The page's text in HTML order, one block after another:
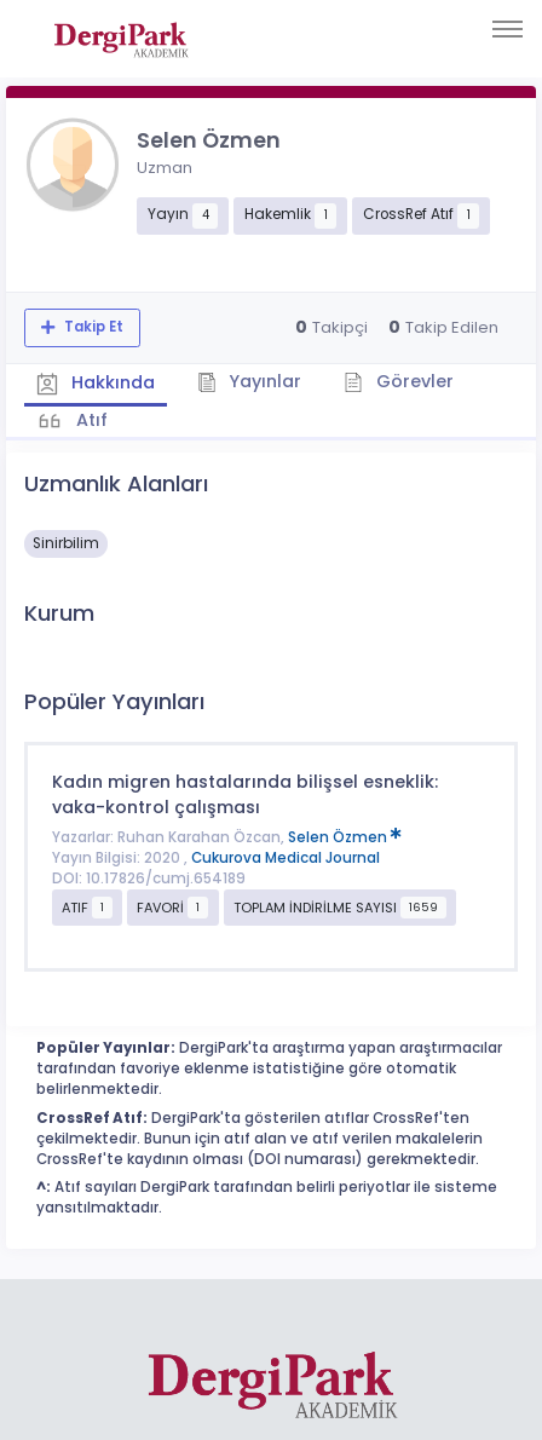
Selen Özmen
Uzman
Yayın 4 Hakemlik 1 CrossRef Atıf 1
Takip Et 0 Takipçi 0 Takip Edilen
Hakkında Yayınlar
Görevler
Atıf
Uzmanlık Alanları
Sinirbilim
Kurum
Popüler Yayınları
Kadın migren hastalarında bilişsel esneklik:
vaka-kontrol çalışması
Yazarlar: Ruhan Karahan Özcan, Selen Özmen
Yayın Bilgisi: 2020 , Cukurova Medical Journal
DOI: 10.17826/cumj.654189
ATIF
1 FAVORİ 1 TOPLAM İNDİRİLME SAYISI 1659
Popüler Yayınlar: DergiPark'ta araştırma yapan araştırmacılar
tarafından favoriye eklenme istatistiğine göre otomatik
belirlenmektedir.
CrossRef Atıf: DergiPark'ta gösterilen atıflar CrossRef'ten
çekilmektedir. Bunun için atıf alan ve atıf verilen makalelerin
CrossRef'te kaydının olması (DOI numarası) gerekmektedir.
^: Atıf sayıları DergiPark tarafından belirli periyotlar ile sisteme
yansıtılmaktadır.